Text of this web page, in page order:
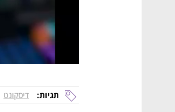
תגיות: דיסקונט